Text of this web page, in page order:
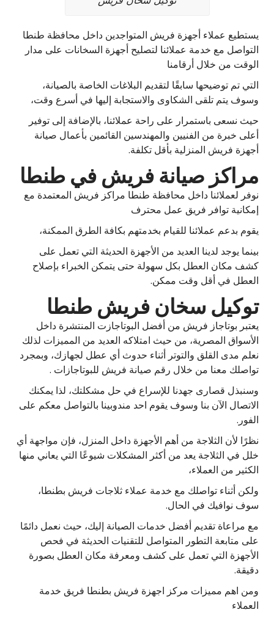
يستطيع عملاء أجهزة فريش المتواجدين داخل محافظة طنطا
التواصل مع خدمة عملائنا لتصليح أجهزة السخانات على مدار
الوقت من خلال أرقامنا
التي تم توضيحها سابقًا لتقديم البلاغات الخاصة بالصيانة،
وسوف يتم تلقى الشكاوى والاستجابة إليها في أسرع وقت،
حيث نسعى باستمرار على راحة عملائنا، بالإضافة إلى توفير
أعلى خبرة من الفنيين والمهندسين القائمين بأعمال صيانة
أجهزة فريش المنزلية بأقل تكلفة.
مراكز صيانة فريش في طنطا
نوفر لعملائنا داخل محافظة طنطا مراكز فريش المعتمدة مع
إمكانية توافر فريق عمل محترف
يقوم بدعم عملائنا للقيام بخدمتهم بكافة الطرق الممكنة،
بينما يوجد لدينا العديد من الأجهزة الحديثة التي تعمل على
كشف مكان العطل بكل سهولة حتى يتمكن الخبراء بإصلاح
العطل في أقل وقت ممكن.
توكيل سخان فريش طنطا
يعتبر بوتاجاز فريش من أفضل البوتاجازت المنتشرة داخل
الأسواق المصرية، من حيث امتلاكه العديد من المميزات لذلك
نعلم مدى القلق والتوتر أثناء حدوث أي عطل لجهازك، وبمجرد
تواصلك معنا من خلال رقم صيانة فريش للبوتاجازات .
وسنبذل قصارى جهدنا للإسراع في حل مشكلتك، لذا يمكنك
الاتصال الآن بنا وسوف يقوم احد مندوبينا بالتواصل معكم على
الفور.
نظرًا لأن الثلاجة من أهم الأجهزة داخل المنزل، فإن مواجهة أي
خلل في الثلاجة يعد من أكثر المشكلات شيوعًا التي يعاني منها
الكثير من العملاء،
ولكن أثناء تواصلك مع خدمة عملاء ثلاجات فريش بطنطا،
سوف نوافيك في الحال.
مع مراعاة تقديم أفضل خدمات الصيانة إليك، حيث نعمل دائمًا
على متابعة التطور المتواصل للتقنيات الحديثة في فحص
الأجهزة التي تعمل على كشف ومعرفة مكان العطل بصورة
دقيقة.
ومن اهم مميزات مركز اجهزة فريش بطنطا فريق خدمة
العملاء